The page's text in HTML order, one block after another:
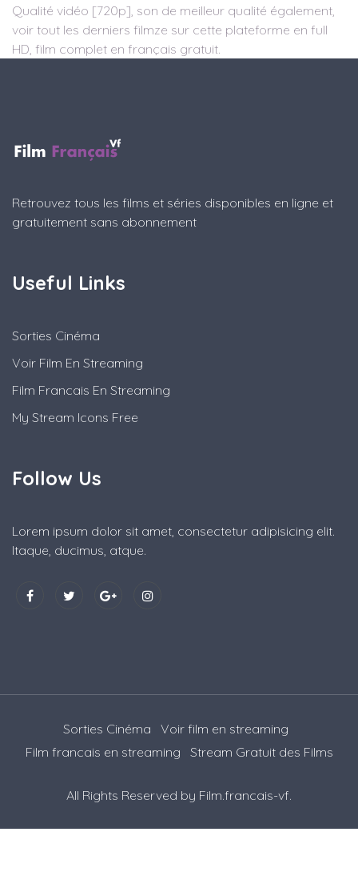
Qualité vidéo [720p], son de meilleur qualité également,
voir tout les derniers filmze sur cette plateforme en full
HD, film complet en français gratuit.
Retrouvez tous les films et séries disponibles en ligne et
gratuitement sans abonnement
Useful Links
Sorties Cinéma
Voir Film En Streaming
Film Francais En Streaming
My Stream Icons Free
Follow Us
Lorem ipsum dolor sit amet, consectetur adipisicing elit.
Itaque, ducimus, atque.
Sorties Cinéma
Voir film en streaming
Film francais en streaming
Stream Gratuit des Films
All Rights Reserved by Film.francais-vf.